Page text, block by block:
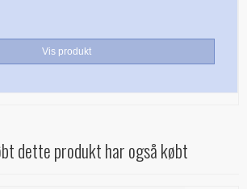
Vis produkt
dette produkt har også købt